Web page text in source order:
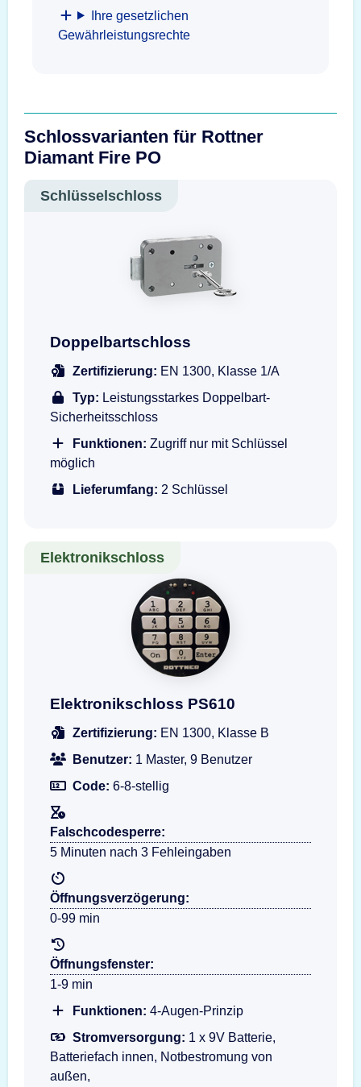
Ihre gesetzlichen
Gewährleistungsrechte
Schlossvarianten für Rottner
Diamant Fire PO
Schlüsselschloss
Doppelbartschloss mit Schlüssel
Doppelbartschloss
Zertifizierung: EN 1300, Klasse 1/A
Typ: Leistungsstarkes Doppelbart-
Sicherheitsschloss
Funktionen: Zugriff nur mit Schlüssel
möglich
Lieferumfang: 2 Schlüssel
Elektronikschloss
Darstellung der Eingabeeinheit PS610 E31
Elektronikschloss PS610
Zertifizierung: EN 1300, Klasse B
Benutzer: 1 Master, 9 Benutzer
Code: 6-8-stellig
Falschcodesperre:
5 Minuten nach 3 Fehleingaben
Öffnungsverzögerung:
0-99 min
Öffnungsfenster:
1-9 min
Funktionen: 4-Augen-Prinzip
Stromversorgung: 1 x 9V Batterie,
Batteriefach innen, Notbestromung von
außen,